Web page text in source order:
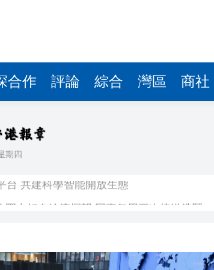
合作 評論 綜合 灣區 商社
期四
中好友輪流探望 同事每周三次接送洗腎
伴至最後一刻 家人冀低調處理後事